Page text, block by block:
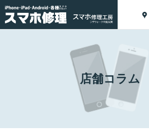
店舗コラム